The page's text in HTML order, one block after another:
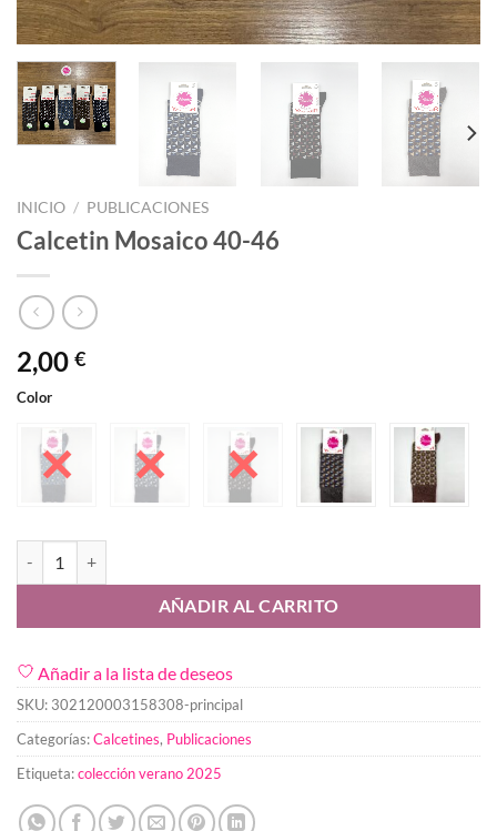
INICIO / PUBLICACIONES
Calcetin Mosaico 40-46
2,00 €
Color
AÑADIR AL CARRITO
Añadir a la lista de deseos
SKU: 302120003158308-principal
Categorías:Calcetines, Publicaciones
Etiqueta:colección verano 2025